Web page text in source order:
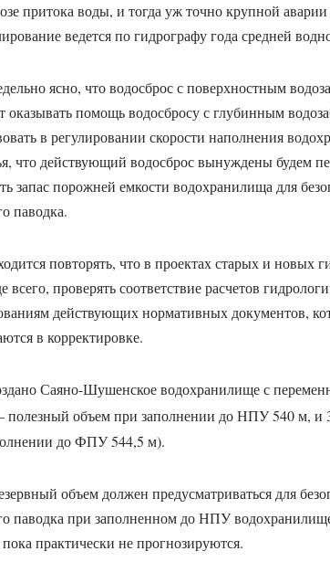
притока воды, и тогда уж точно крупной аварии
ведется по гидрографу года средней
ясно, что водосброс с поверхностным
помощь водосбросу с глубинным
в регулировании скорости наполнения
что действующий водосброс вынуждены будем
запас порожней емкости водохранилища для
паводка.
повторять, что в проектах старых и новых
проверять соответствие расчетов
действующих нормативных документов,
в корректировке.
Саяно-Шушенское водохранилище с
полезный объем при заполнении до НПУ 540 м, и
до ФПУ 544,5 м).
объем должен предусматриваться для
паводка при заполненном до НПУ
практически не прогнозируются.